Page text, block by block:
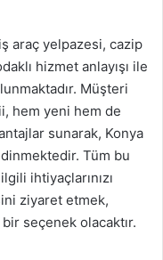
araç yelpazesi, cazip
hizmet anlayışı ile
Müşteri
hem yeni hem de
sunarak, Konya
Tüm bu
ihtiyaçlarınızı
ziyaret etmek,
seçenek olacaktır.